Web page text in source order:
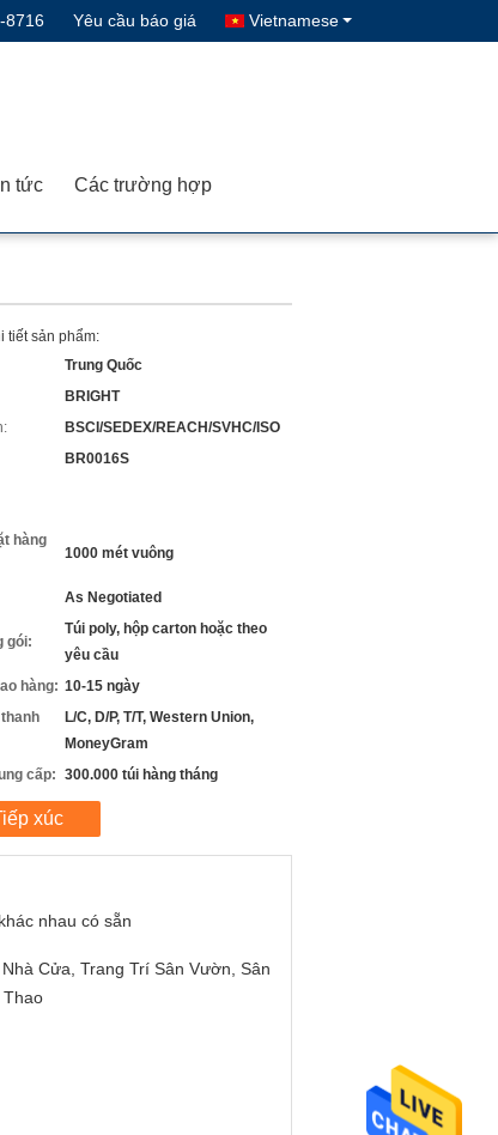
8716 Yêu cầu báo giá Vietnamese
tức Các trường hợp
tiết sản phẩm:
Trung Quốc
BRIGHT
BSCI/SEDEX/REACH/SVHC/ISO
BR0016S
hàng
1000 mét vuông
As Negotiated
gói:
Túi poly, hộp carton hoặc theo
yêu cầu
hàng: 10-15 ngày
L/C, D/P, T/T, Western Union,
MoneyGram
cấp: 300.000 túi hàng tháng
xúc
nhau có sẵn
Cửa, Trang Trí Sân Vườn, Sân